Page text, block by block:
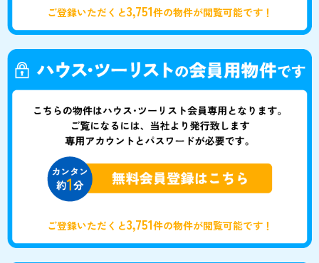
ご登録いただくと3,751件の物件が閲覧可能です！
ご登録いただくと3,751件の物件が閲覧可能です！